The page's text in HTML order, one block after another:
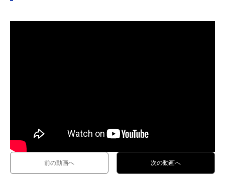
前の動画へ 次の動画へ